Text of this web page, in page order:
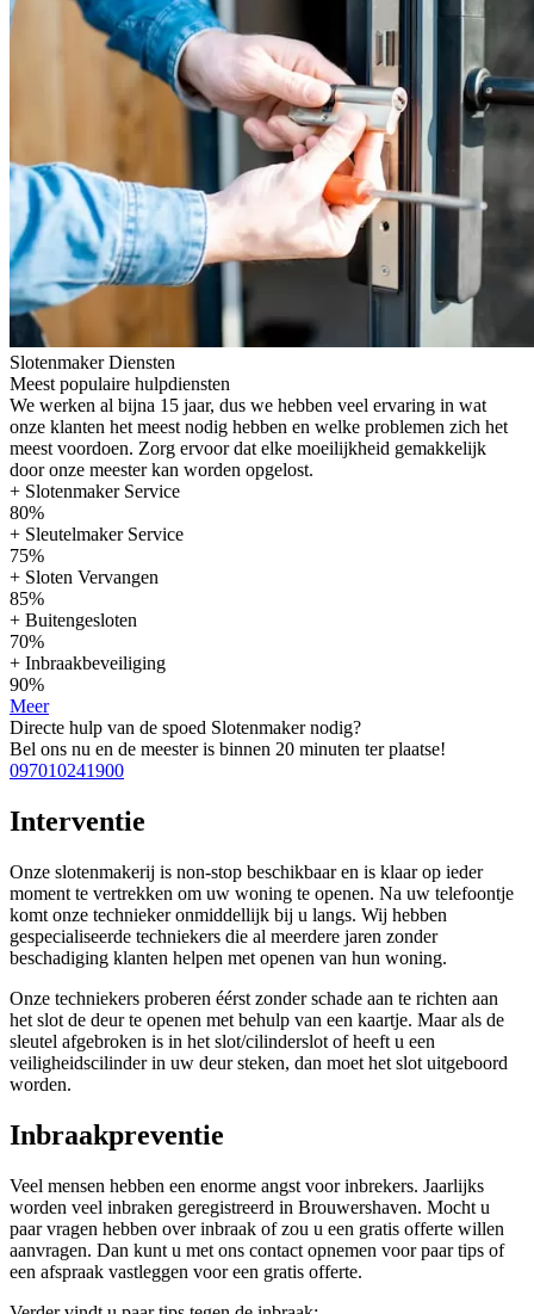
Slotenmaker Diensten
Meest populaire hulpdiensten
We werken al bijna 15 jaar, dus we hebben veel ervaring in wat
onze klanten het meest nodig hebben en welke problemen zich het
meest voordoen. Zorg ervoor dat elke moeilijkheid gemakkelijk
door onze meester kan worden opgelost.
+ Slotenmaker Service
80%
+ Sleutelmaker Service
75%
+ Sloten Vervangen
85%
+ Buitengesloten
70%
+ Inbraakbeveiliging
90%
Meer
Directe hulp van de spoed Slotenmaker nodig?
Bel ons nu en de meester is binnen 20 minuten ter plaatse!
097010241900
Interventie
Onze slotenmakerij is non-stop beschikbaar en is klaar op ieder
moment te vertrekken om uw woning te openen. Na uw telefoontje
komt onze technieker onmiddellijk bij u langs. Wij hebben
gespecialiseerde techniekers die al meerdere jaren zonder
beschadiging klanten helpen met openen van hun woning.
Onze techniekers proberen éérst zonder schade aan te richten aan
het slot de deur te openen met behulp van een kaartje. Maar als de
sleutel afgebroken is in het slot/cilinderslot of heeft u een
veiligheidscilinder in uw deur steken, dan moet het slot uitgeboord
worden.
Inbraakpreventie
Veel mensen hebben een enorme angst voor inbrekers. Jaarlijks
worden veel inbraken geregistreerd in Brouwershaven. Mocht u
paar vragen hebben over inbraak of zou u een gratis offerte willen
aanvragen. Dan kunt u met ons contact opnemen voor paar tips of
een afspraak vastleggen voor een gratis offerte.